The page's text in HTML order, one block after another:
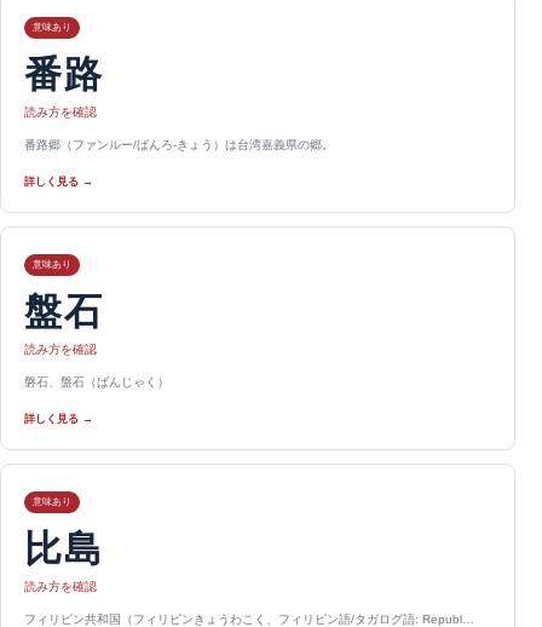
意味あり
番路
読み方を確認
番路郷（ファンルー/ばんろ-きょう）は台湾嘉義県の郷。
詳しく見る →
意味あり
盤石
読み方を確認
磐石、盤石（ばんじゃく）
詳しく見る →
意味あり
比島
読み方を確認
フィリピン共和国（フィリピンきょうわこく、フィリピン語/タガログ語: Republ…